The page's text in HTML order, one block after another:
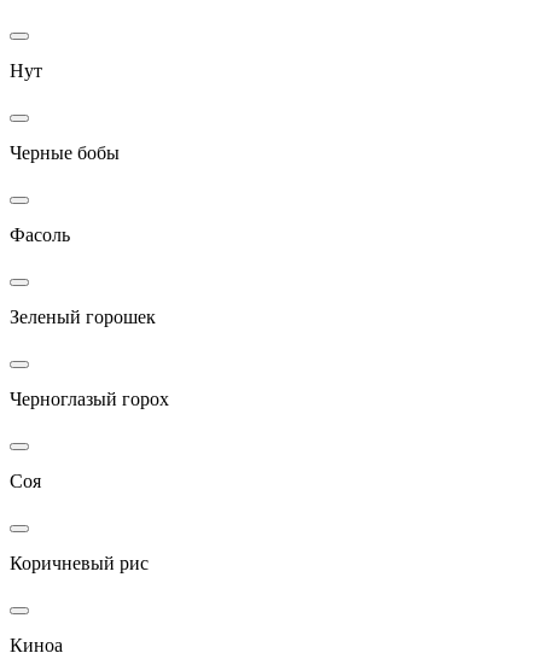
Нут
Черные бобы
Фасоль
Зеленый горошек
Черноглазый горох
Соя
Коричневый рис
Киноа